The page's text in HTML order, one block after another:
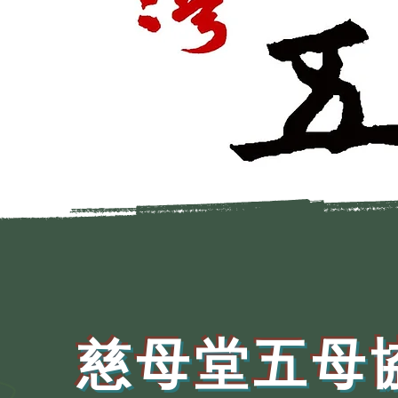
慈母堂五母